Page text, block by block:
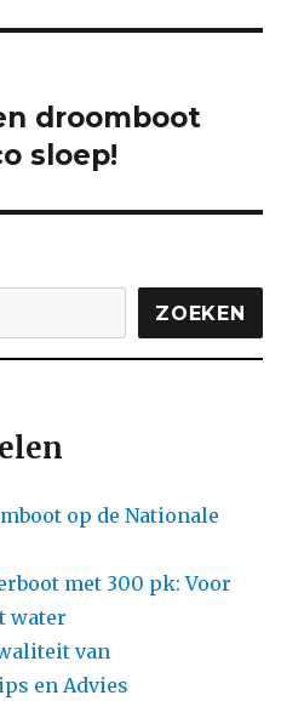
droomboot
sloep!
ZOEKEN
op de Nationale
met 300 pk: Voor
water
van
en Advies